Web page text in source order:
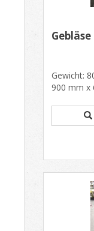
Gewicht:
900 mm x